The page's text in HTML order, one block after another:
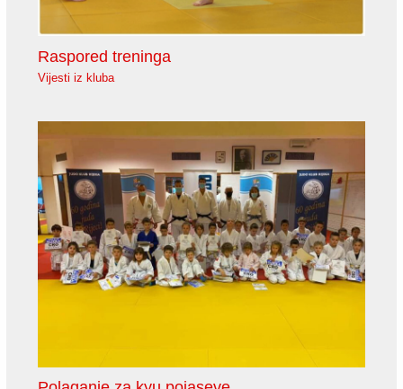
Raspored treninga
Vijesti iz kluba